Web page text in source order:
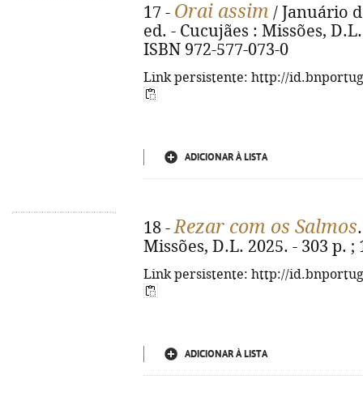
17 - Orai assim / Januário
ed. - Cucujães : Missões,
ISBN 972-577-073-0
Link persistente: http://
ADICIONAR À LISTA
18 -Rezar com os Salmos
Missões, D.L. 2025. - 303 p. ;
Link persistente: http://
ADICIONAR À LISTA